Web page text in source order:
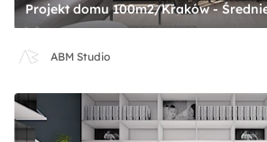
ABM Studio